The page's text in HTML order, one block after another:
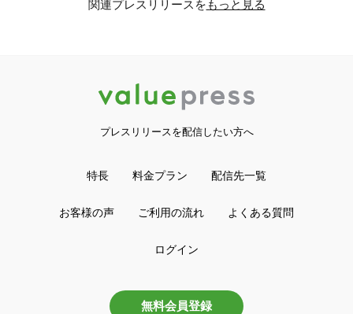
関連プレスリリースをもっと見る
プレスリリースを配信したい方へ
特長 料金プラン 配信先一覧
お客様の声 ご利用の流れ よくある質問
ログイン
無料会員登録